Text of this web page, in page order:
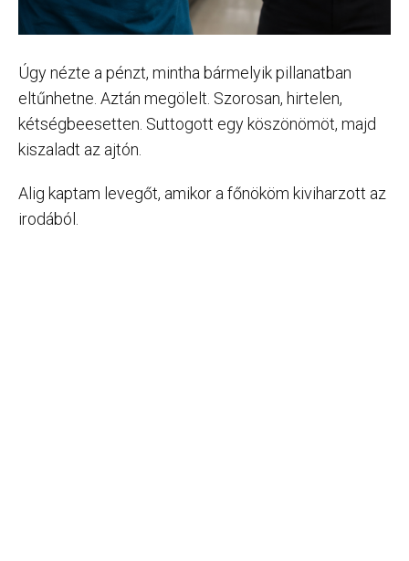
Úgy nézte a pénzt, mintha bármelyik pillanatban
eltűnhetne. Aztán megölelt. Szorosan, hirtelen,
kétségbeesetten. Suttogott egy köszönömöt, majd
kiszaladt az ajtón.
Alig kaptam levegőt, amikor a főnököm kiviharzott az
irodából.